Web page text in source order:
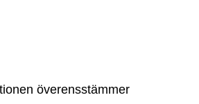
överensstämmer